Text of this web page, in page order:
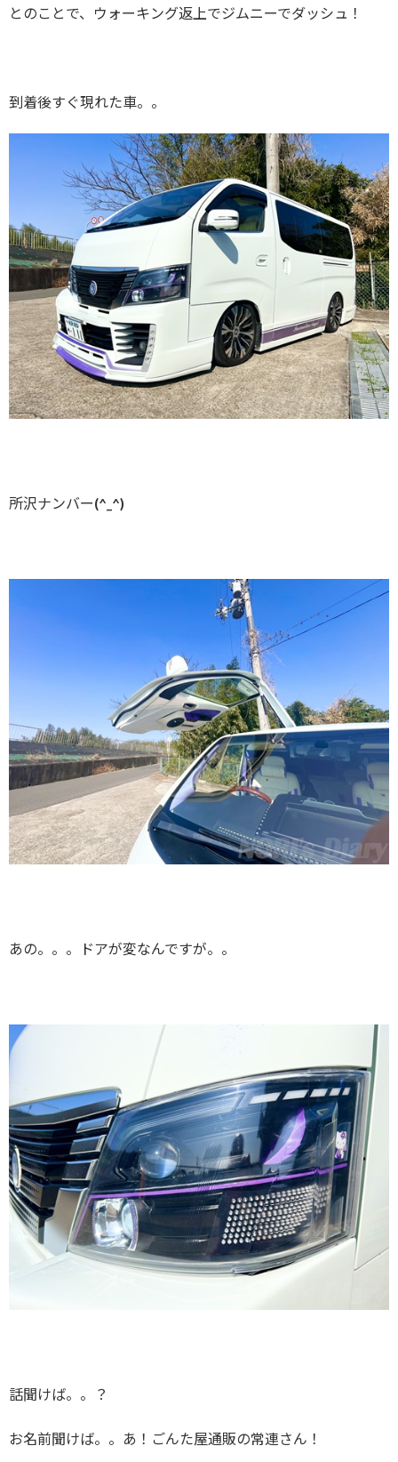
とのことで、ウォーキング返上でジムニーでダッシュ！
到着後すぐ現れた車。。
所沢ナンバー(^_^)
あの。。。ドアが変なんですが。。
話聞けば。。？
お名前聞けば。。あ！ごんた屋通販の常連さん！